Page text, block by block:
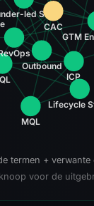
GTM
ICP
Lifecycle
MQL
Outbound
led Sales
CAC
termen + verwante
voor de